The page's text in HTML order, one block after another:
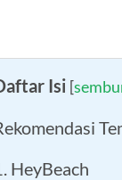
Isi [
HeyBeach